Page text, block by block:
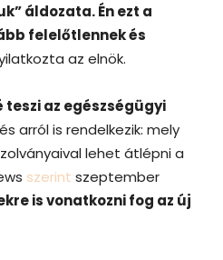
áldozata. Én ezt a
felelőtlennek és
az elnök.
teszi az egészségügyi
és arról is rendelkezik: mely
lehet átlépni a
szerint szeptember
is vonatkozni fog az új